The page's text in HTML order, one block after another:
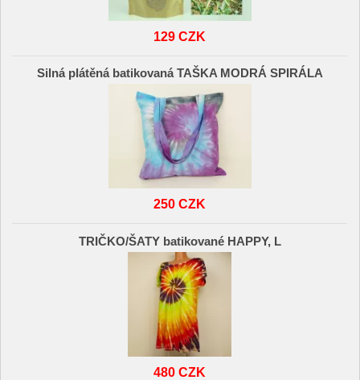
129 CZK
Silná plátěná batikovaná TAŠKA MODRÁ SPIRÁLA
250 CZK
TRIČKO/ŠATY batikované HAPPY, L
480 CZK